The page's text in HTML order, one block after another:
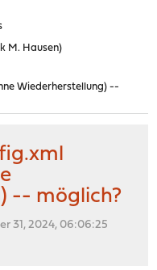
M. Hausen)
Wiederherstellung) --
-- möglich?
31, 2024, 06:06:25